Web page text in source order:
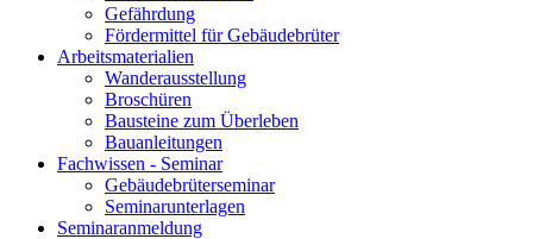
Gefährdung
Fördermittel für Gebäudebrüter
Arbeitsmaterialien
Wanderausstellung
Broschüren
Bausteine zum Überleben
Bauanleitungen
Fachwissen - Seminar
Gebäudebrüterseminar
Seminarunterlagen
Seminaranmeldung